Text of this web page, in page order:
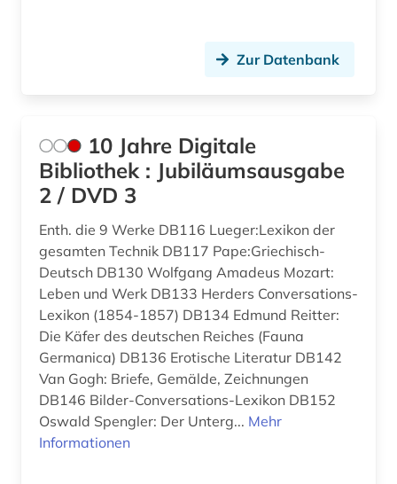
auktionspreis (1)
ausländisches kulturgut (1)
ausstellung (7)
ausstellungskatalog (1)
autograf (1)
autor (1)
avantgarde (6)
Schweden (9)
Schweiz (16)
Slowakei (2)
Slowenien (1)
Suedamerika (3)
Suedasien (1)
Zur Datenbank
10 Jahre Digitale
Bibliothek : Jubiläumsausgabe
2 / DVD 3
Enth. die 9 Werke DB116 Lueger:Lexikon der
gesamten Technik DB117 Pape:Griechisch-
Deutsch DB130 Wolfgang Amadeus Mozart:
Leben und Werk DB133 Herders Conversations-
Lexikon (1854-1857) DB134 Edmund Reitter:
Die Käfer des deutschen Reiches (Fauna
Germanica) DB136 Erotische Literatur DB142
Van Gogh: Briefe, Gemälde, Zeichnungen
DB146 Bilder-Conversations-Lexikon DB152
Oswald Spengler: Der Unterg... Mehr
Informationen